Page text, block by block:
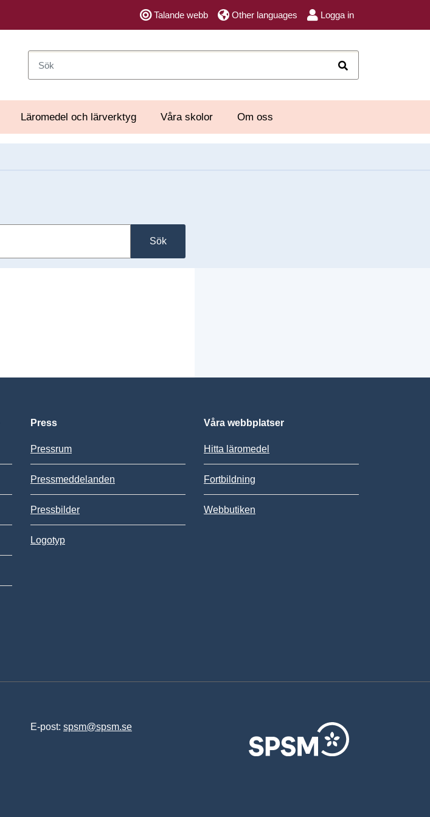
Talande webb Other languages Logga in
Läromedel och lärverktyg Våra skolor Om oss
Sök
Press
Pressrum
Pressmeddelanden
Pressbilder
Logotyp
Våra webbplatser
Hitta läromedel
Fortbildning
Webbutiken
E-post: spsm@spsm.se